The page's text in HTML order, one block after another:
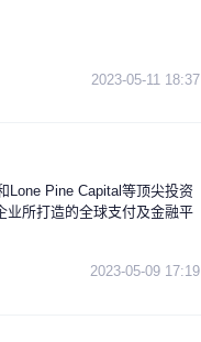
2023-05-11 18:37
Lone Pine Capital等顶尖投资
业所打造的全球支付及金融平
2023-05-09 17:19